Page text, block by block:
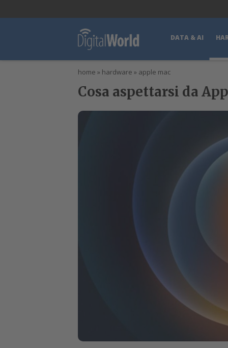
DATA & AI
home » hardware » apple mac
Cosa aspettarsi da